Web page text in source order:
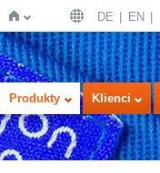
Strona
DE EN
Produkty Klienci